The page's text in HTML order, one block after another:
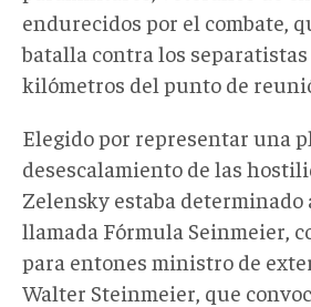
endurecidos por el combate,
batalla contra los
kilómetros del punto de
Elegido por representar una
desescalamiento de las
Zelensky estaba determinado
llamada Fórmula Seinmeier,
para entones ministro de
Walter Steinmeier, que